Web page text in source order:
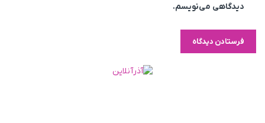
دیدگاهی می‌نویسم.